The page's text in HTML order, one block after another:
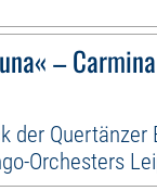
–
der Quertänzer
Orchesters